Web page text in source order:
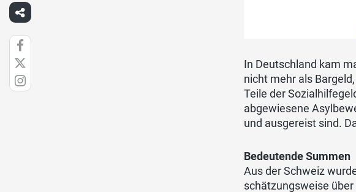
In Deutschland kam
nicht mehr als
Teile der
abgewiesene
und ausgereist sind.
Bedeutende Summen
Aus der Schweiz
schätzungsweise